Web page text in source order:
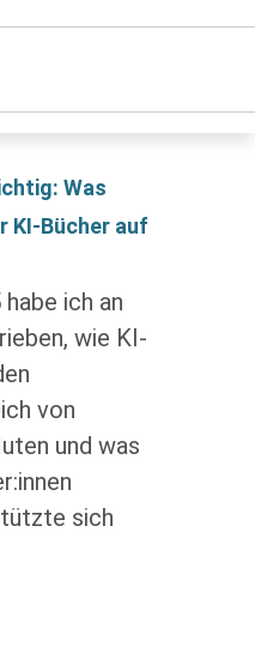
Was
KI-Bücher auf
ich an
wie KI-
von
und was
sich